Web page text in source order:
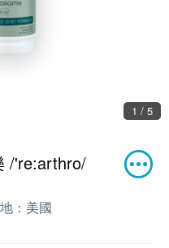
1 / 5
/'re:arthro/
： 美國